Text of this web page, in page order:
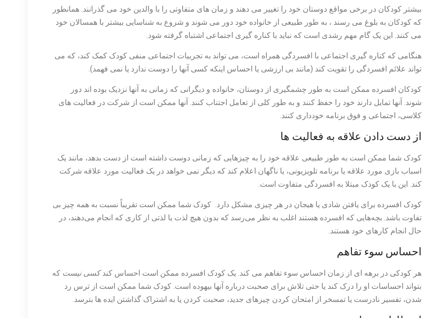
بیشتر کودکان در برخی مواقع دوستان خود را تغییر می دهند و زمان های متفاوتی را با والدین خود می گذرانند. همانطور
که کودکان به بلوغ می رسند ، به طور طبیعی از خانواده خود دور می شوند و شروع به شناسایی بیشتر با همسالان خود
می کنند. این یک گام مهم رشدی است که نباید با کناره گیری اجتماعی اشتباه گرفته شود.
هنگامی که کناره گیری اجتماعی با افسردگی همراه است، می تواند به تجربیات اجتماعی منفی کودک کمک کند، که می
تواند علائم افسردگی را تقویت کند (مانند بی ارزشی یا احساس اینکه کسی آنها را دوست ندارد یا نمی فهمد).
کودکان افسرده ممکن است به طور چشمگیری از دوستان، خانواده و دیگرانی که زمانی به آنها نزدیک بوده اند دور
شوند. آنها تمایل دارند خود را حفظ کنند و به طور کلی از تعامل اجتناب کنند. آنها ممکن است از شرکت در فعالیت های
کلاسی، اجتماعی و فوق برنامه خودداری کنند.
از دست دادن علاقه به فعالیت ها
کودک شما ممکن است به طور طبیعی علاقه خود را به چیزهایی که زمانی دوست داشته است از دست بدهد، مانند یک
اسباب بازی مورد علاقه یا برنامه تلویزیونی، یا ناگهان اعلام کند که دیگر نمی خواهد در یک فعالیت مورد علاقه شرکت
کند. این با یک کودک مبتلا به افسردگی متفاوت است.
کودک افسرده برای یافتن شادی یا هیجان در هر چیزی مشکل دارد. کودک شما ممکن است تقریباً نسبت به همه چیز بی
تفاوت باشد. بچه‌هایی که افسرده هستند اغلب به نظر می‌رسد که بدون هیچ لذت یا لذتی از کاری که انجام می‌دهند، در
حال انجام کارهای خود هستند.
احساس سوء تفاهم
هر کودکی در برهه ای از زمان احساس سوء تفاهم می کند. یک کودک افسرده ممکن است احساس کندکسی نیست که
بتواند احساسات او را درک کند یا حتی تلاش برای صحبت درباره آنها بیهوده است. کودک شما ممکن است از ترس رد
شدن، تفسیر نادرست یا تمسخر از امتحان کردن چیزهای جدید، صحبت کردن یا به اشتراک گذاشتن ایده ها بترسد.